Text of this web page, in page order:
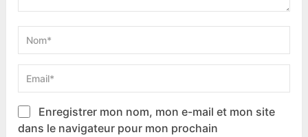
Enregistrer mon nom, mon e-mail et mon site
dans le navigateur pour mon prochain